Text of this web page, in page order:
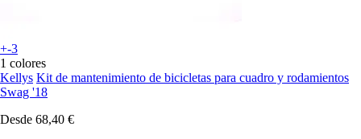
+-3
1 colores
Kellys Kit de mantenimiento de bicicletas para cuadro y rodamientos
Swag '18
Desde 68,40 €